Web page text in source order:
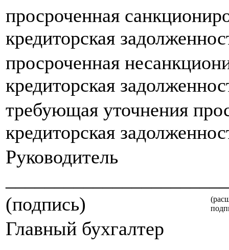
просроченная
кредиторская
просроченная
кредиторская
требующая уточнения
кредиторская
Руководитель
(подпись)
Главный бухгалтер